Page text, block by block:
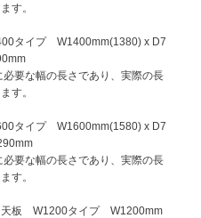
す。
タイプ W1400mm(1380) x D7
要な幅の長さであり、実際の長
す。
タイプ W1600mm(1580) x D7
要な幅の長さであり、実際の長
す。
天板 W1200タイプ W1200mm